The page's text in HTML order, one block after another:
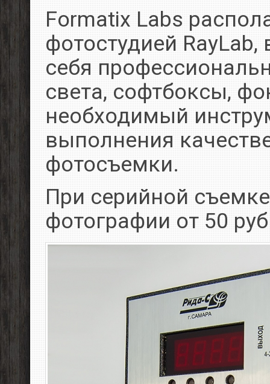
Formatix Labs
фотостудией
себя
света, софтбоксы,
необходимый
выполнения
фотосъемки.
При серийной
фотографии от 50